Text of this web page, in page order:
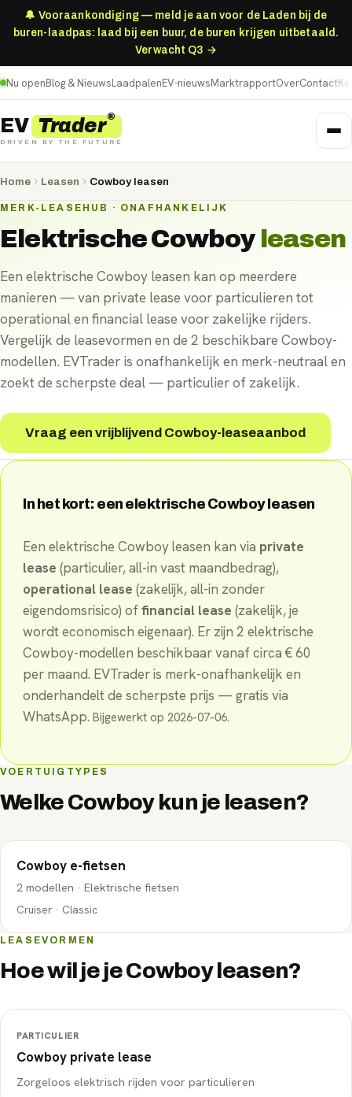
🔔 Vooraankondiging — meld je aan voor de Laden bij de
buren-laadpas: laad bij een buur, de buren krijgen uitbetaald.
Verwacht Q3 →
Nu openBlog & NieuwsLaadpalenEV-nieuwsMarktrapportOverContact
EV Trader®
DRIVEN BY THE FUTURE
Home Leasen Cowboy leasen
MERK-LEASEHUB · ONAFHANKELIJK
ElektrischeCowboy leasen
Een elektrische Cowboy leasen kan op meerdere
manieren — van private lease voor particulieren tot
operational en financial lease voor zakelijke rijders.
Vergelijk de leasevormen en de 2 beschikbare Cowboy-
modellen. EVTrader is onafhankelijk en merk-neutraal en
zoekt de scherpste deal — particulier of zakelijk.
Vraag een vrijblijvend Cowboy-leaseaanbod
In het kort: een elektrische Cowboyleasen
Een elektrische Cowboyleasen kan via private
lease (particulier, all-in vast maandbedrag),
operational lease (zakelijk, all-in zonder
eigendomsrisico) offinancial lease (zakelijk, je
wordt economisch eigenaar). Er zijn 2 elektrische
Cowboy-modellen beschikbaarvanaf circa €60
per maand. EVTrader is merk-onafhankelijk en
onderhandelt de scherpste prijs — gratis via
WhatsApp. Bijgewerkt op 2026-07-06.
VOERTUIGTYPES
WelkeCowboykun je leasen?
Cowboy e-fietsen
2 modellen · Elektrische fietsen
Cruiser · Classic
LEASEVORMEN
Hoe wil je jeCowboyleasen?
PARTICULIER
Cowboy private lease
Zorgeloos elektrisch rijden voor particulieren